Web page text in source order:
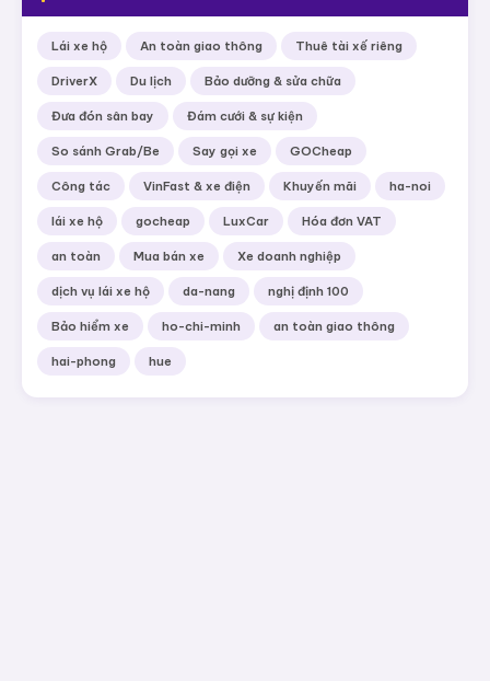
Lái xe hộ An toàn giao thông Thuê tài xế riêng
DriverX Du lịch Bảo dưỡng & sửa chữa
Đưa đón sân bay Đám cưới & sự kiện
So sánh Grab/Be Say gọi xe GOCheap
Công tác VinFast & xe điện Khuyến mãi ha-noi
lái xe hộ gocheap LuxCar Hóa đơn VAT
an toàn Mua bán xe Xe doanh nghiệp
dịch vụ lái xe hộ da-nang nghị định 100
Bảo hiểm xe ho-chi-minh an toàn giao thông
hai-phong hue